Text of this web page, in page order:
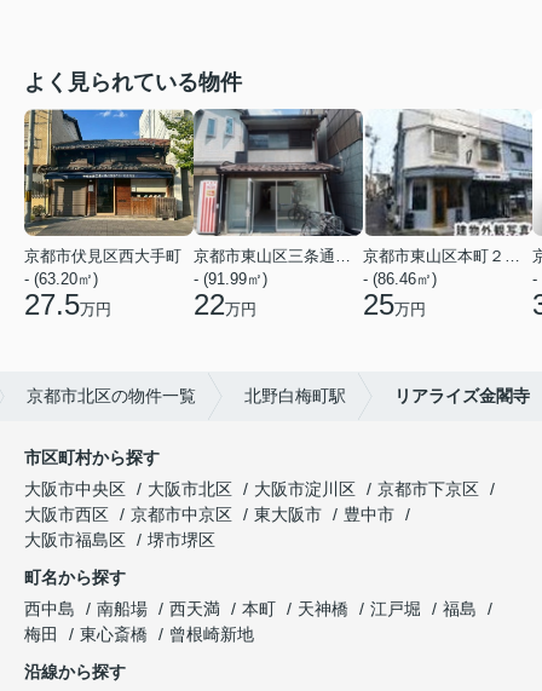
よく見られている物件
京都市伏見区西大手町
- (63.20㎡)
27.5万円
- (91.99㎡)
22万円
- (86.46㎡)
25万円
-
京都市北区の物件一覧 北野白梅町駅 リアライズ金閣寺
市区町村から探す
大阪市中央区
大阪市北区 大阪市淀川区
京都市下京区
大阪市西区
京都市中京区 東大阪市
豊中市
大阪市福島区
堺市堺区
町名から探す
西中島
南船場 西天満 本町 天神橋 江戸堀
福島
梅田
東心斎橋
曾根崎新地
沿線から探す